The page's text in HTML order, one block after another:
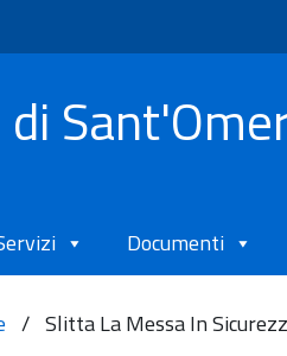
Documenti
/ Slitta La Messa In